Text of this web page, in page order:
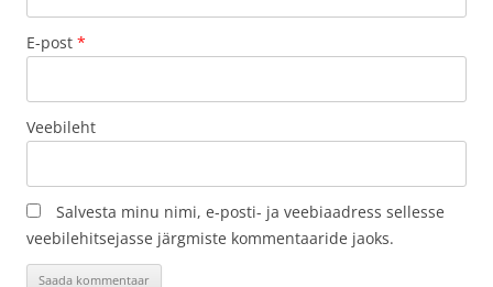
E-post *
Veebileht
Salvesta minu nimi, e-posti- ja veebiaadress sellesse
veebilehitsejasse järgmiste kommentaaride jaoks.